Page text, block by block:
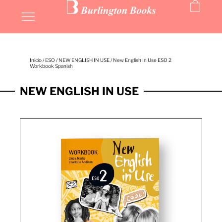
Inicio/ ESO / NEW ENGLISH IN USE/ New English In Use ESO 2
Workbook Spanish
NEW ENGLISH IN USE